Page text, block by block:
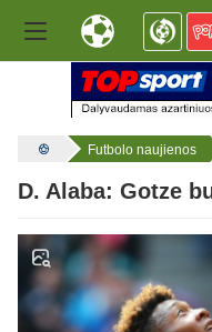
Futbolo naujienos
D. Alaba: Gotze